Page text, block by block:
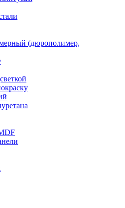
(дюрополимер,